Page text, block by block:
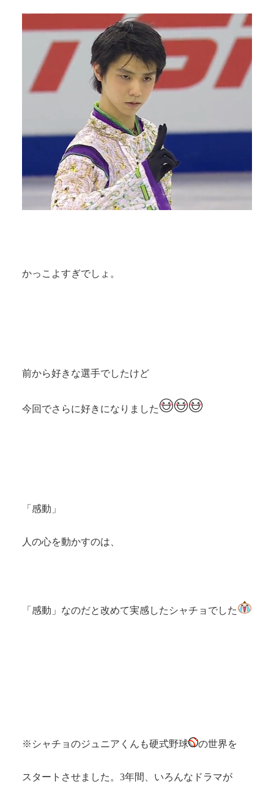
かっこよすぎでしょ。
前から好きな選手でしたけど
今回でさらに好きになりました
「感動」
人の心を動かすのは、
「感動」なのだと改めて実感したシャチョでした
※シャチョのジュニアくんも硬式野球 の世界を
スタートさせました。3年間、いろんなドラマが